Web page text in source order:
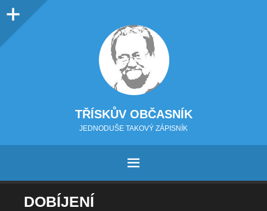
Sidebar
TŘÍSKŮV OBČASNÍK
JEDNODUŠE TAKOVÝ ZÁPISNÍK
PŘEJÍT NA OBSAH
DOBÍJENÍ